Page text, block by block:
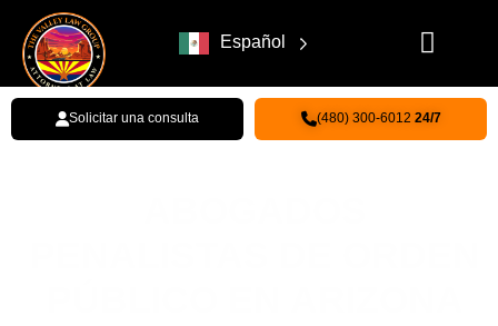
Español
Solicitar una consulta (480) 300-6012 24/7